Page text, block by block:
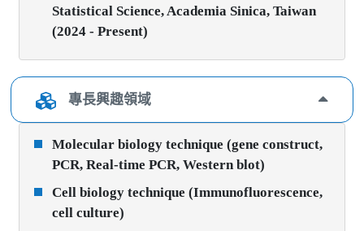
Statistical Science, Academia Sinica, Taiwan
(2024 - Present)
專長興趣領域
Molecular biology technique (gene construct,
PCR, Real-time PCR, Western blot)
Cell biology technique (Immunofluorescence,
cell culture)